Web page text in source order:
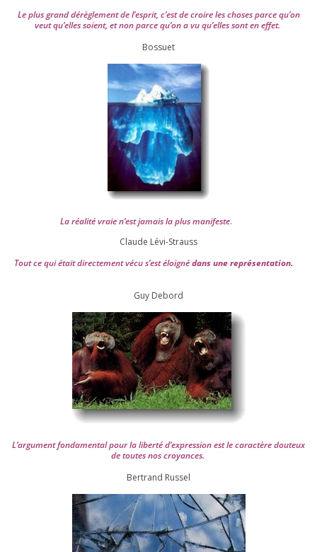
Le plus grand dérè­gle­ment de l’es­prit, c’est de croire les choses parce qu’on
veut qu’elles soient, et non parce qu’on a vu qu’elles sont en effet.
Bossuet
La réa­lité vraie n’est jamais la plus mani­feste.
Claude Lévi-Strauss
Tout ce qui était direc­te­ment vécu s’est éloi­gnédans une repré­sen­ta­tion.
Guy Debord
L’argument fon­da­men­tal pour la liber­té d’expression est le carac­tère dou­teux
de toutes nos croyances.
Ber­trand Russel